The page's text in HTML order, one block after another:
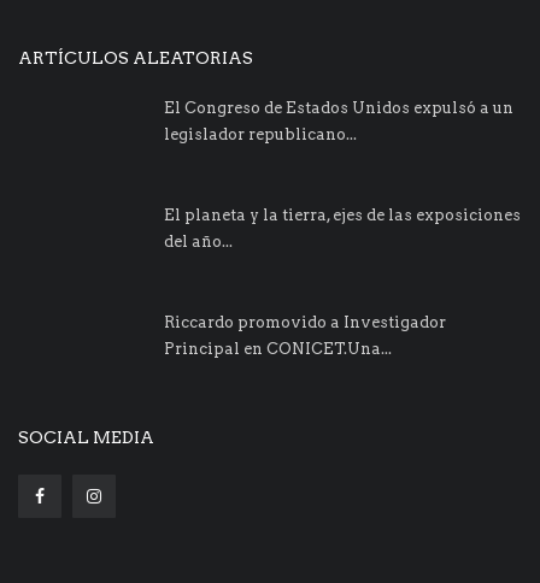
ARTÍCULOS ALEATORIAS
El Congreso de Estados Unidos expulsó a un
legislador republicano...
El planeta y la tierra, ejes de las exposiciones
del año...
Riccardo promovido a Investigador
Principal en CONICET.Una...
SOCIAL MEDIA